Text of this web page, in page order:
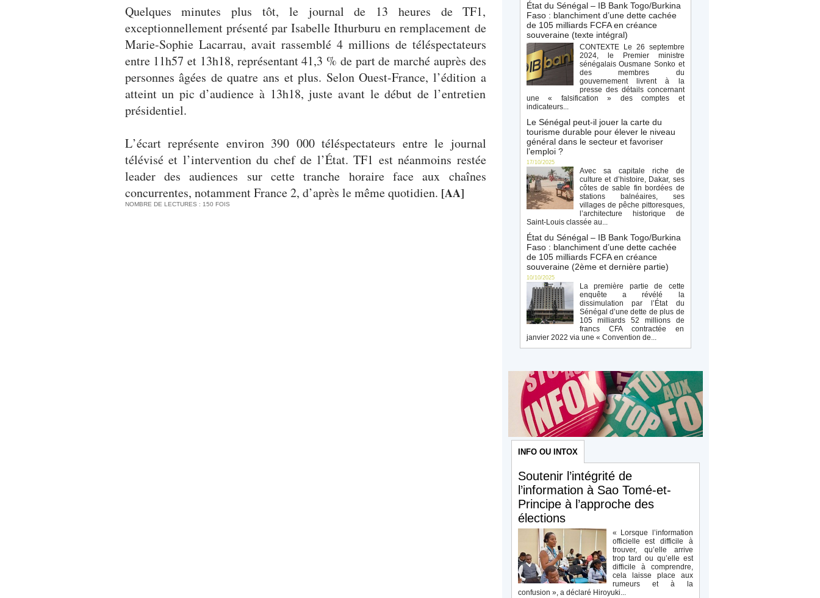
Quelques minutes plus tôt, le journal de 13 heures de TF1,
exceptionnellement présenté par Isabelle Ithurburu en remplacement de
Marie-Sophie Lacarrau, avait rassemblé 4 millions de téléspectateurs
entre 11h57 et 13h18, représentant 41,3 % de part de marché auprès des
personnes âgées de quatre ans et plus. Selon Ouest-France, l’édition a
atteint un pic d’audience à 13h18, juste avant le début de l’entretien
présidentiel.
L’écart représente environ 390 000 téléspectateurs entre le journal
télévisé et l’intervention du chef de l’État. TF1 est néanmoins restée
leader des audiences sur cette tranche horaire face aux chaînes
concurrentes, notamment France 2, d’après le même quotidien. [AA]
NOMBRE DE LECTURES : 150 FOIS
État du Sénégal – IB Bank Togo/Burkina
Faso : blanchiment d’une dette cachée
de 105 milliards FCFA en créance
souveraine (texte intégral)
CONTEXTE Le 26 septembre
2024, le Premier ministre
sénégalais Ousmane Sonko et
des membres du
gouvernement livrent à la
presse des détails concernant
une « falsification » des comptes et
indicateurs...
Le Sénégal peut-il jouer la carte du
tourisme durable pour élever le niveau
général dans le secteur et favoriser
l’emploi ?
17/10/2025
Avec sa capitale riche de
culture et d’histoire, Dakar, ses
côtes de sable fin bordées de
stations balnéaires, ses
villages de pêche pittoresques,
l’architecture historique de
Saint-Louis classée au...
État du Sénégal – IB Bank Togo/Burkina
Faso : blanchiment d’une dette cachée
de 105 milliards FCFA en créance
souveraine (2ème et dernière partie)
10/10/2025
La première partie de cette
enquête a révélé la
dissimulation par l’État du
Sénégal d’une dette de plus de
105 milliards 52 millions de
francs CFA contractée en
janvier 2022 via une « Convention de...
INFO OU INTOX
Soutenir l’intégrité de
l’information à Sao Tomé-et-
Principe à l’approche des
élections
« Lorsque l’information
officielle est difficile à
trouver, qu’elle arrive
trop tard ou qu’elle est
difficile à comprendre,
cela laisse place aux
rumeurs et à la
confusion », a déclaré Hiroyuki...